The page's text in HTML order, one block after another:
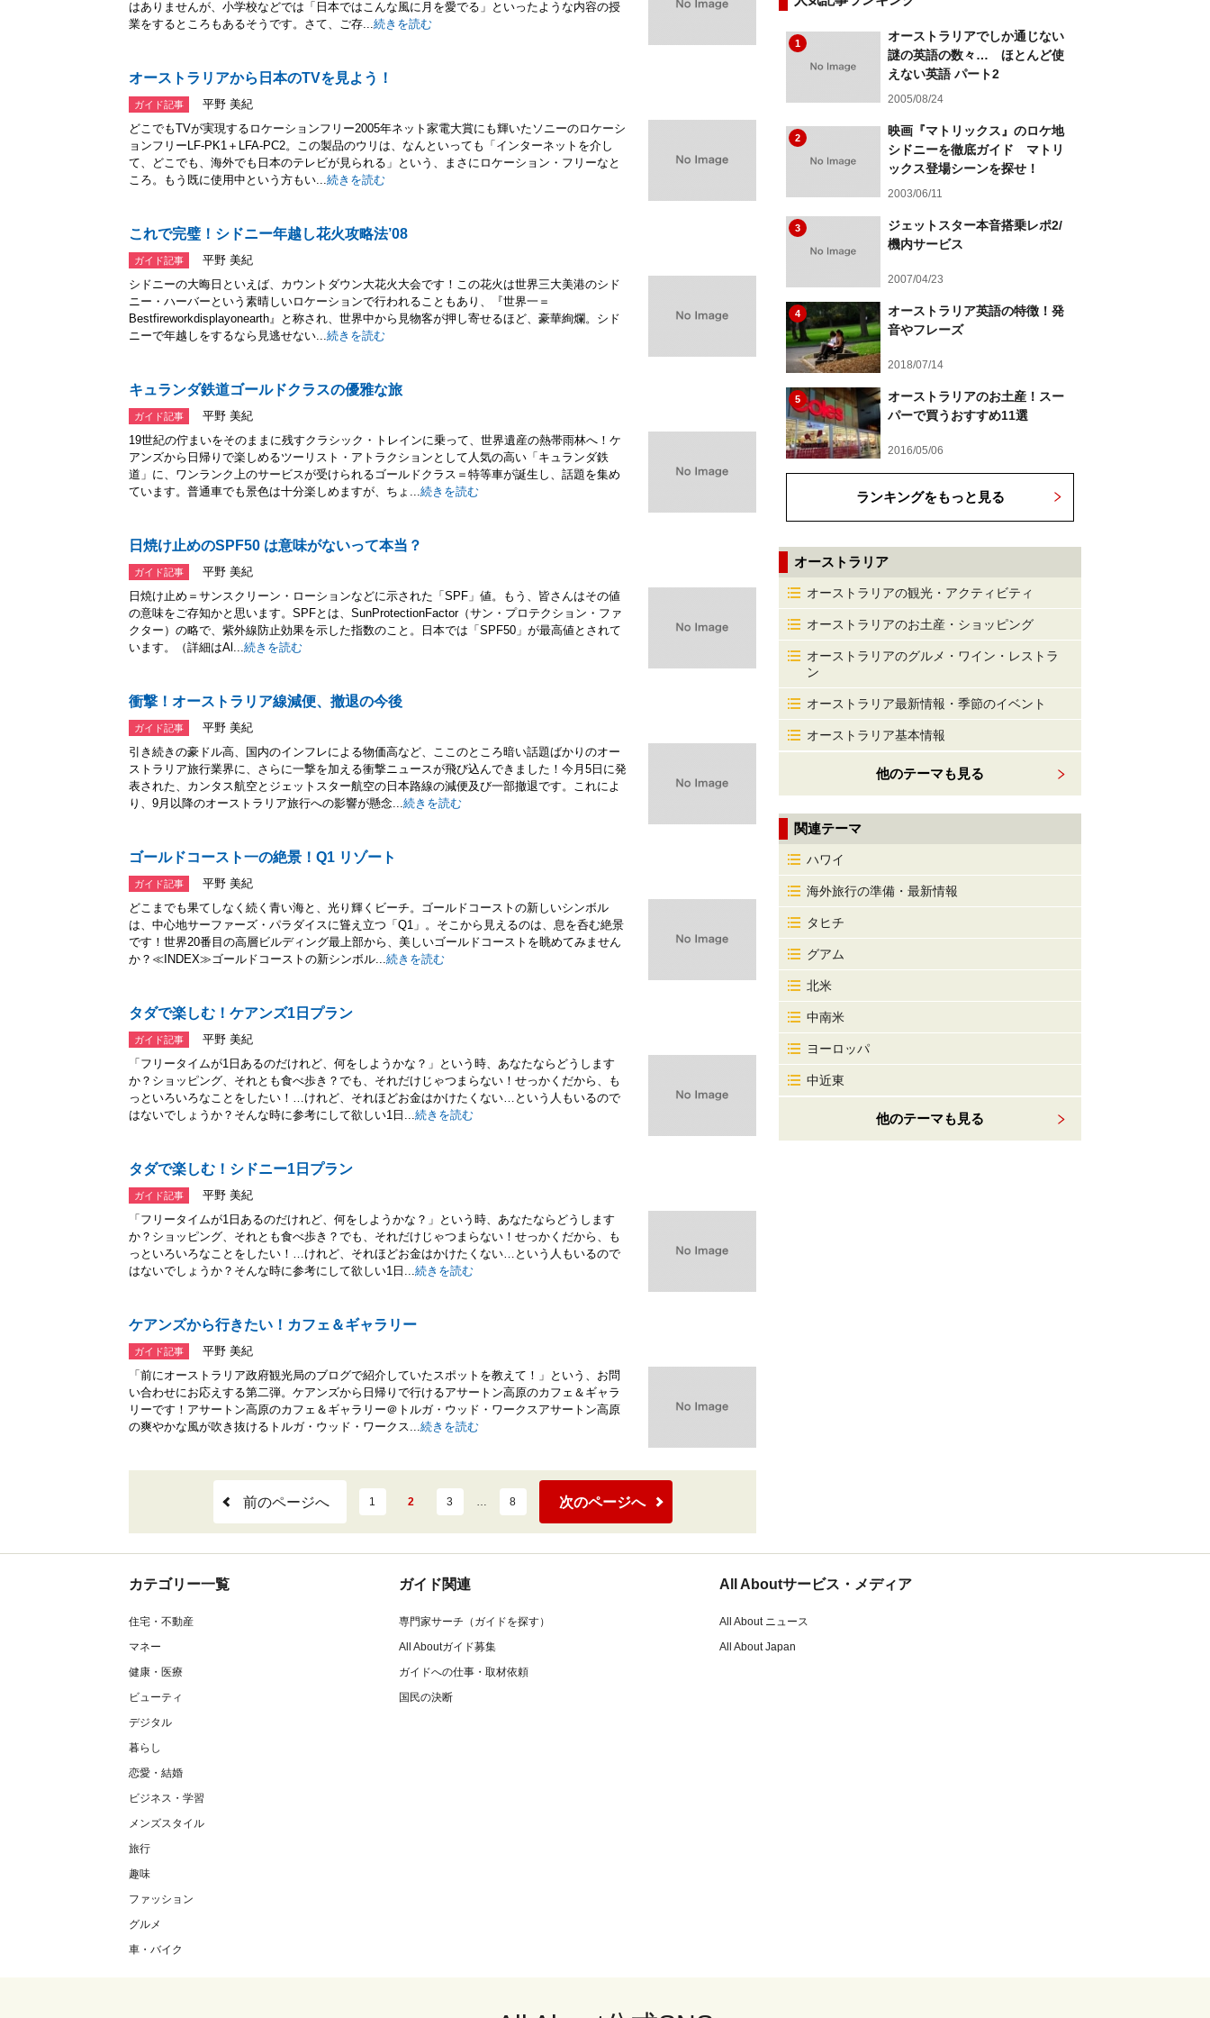
はありませんが、小学校などでは「日本ではこんな風に月を愛でる」といったような内容の授
業をするところもあるそうです。さて、ご存...続きを読む
オーストラリアから日本のTVを見よう！
ガイド記事
平野 美紀
どこでもTVが実現するロケーションフリー2005年ネット家電大賞にも輝いたソニーのロケーシ
ョンフリーLF-PK1＋LFA-PC2。この製品のウリは、なんといっても「インターネットを介し
て、どこでも、海外でも日本のテレビが見られる」という、まさにロケーション・フリーなと
ころ。もう既に使用中という方もい...続きを読む
これで完璧！シドニー年越し花火攻略法’08
ガイド記事
平野 美紀
シドニーの大晦日といえば、カウントダウン大花火大会です！この花火は世界三大美港のシド
ニー・ハーバーという素晴しいロケーションで行われることもあり、『世界一＝
Bestfireworkdisplayonearth』と称され、世界中から見物客が押し寄せるほど、豪華絢爛。シド
ニーで年越しをするなら見逃せない...続きを読む
キュランダ鉄道ゴールドクラスの優雅な旅
ガイド記事
平野 美紀
19世紀の佇まいをそのままに残すクラシック・トレインに乗って、世界遺産の熱帯雨林へ！ケ
アンズから日帰りで楽しめるツーリスト・アトラクションとして人気の高い「キュランダ鉄
道」に、ワンランク上のサービスが受けられるゴールドクラス＝特等車が誕生し、話題を集め
ています。普通車でも景色は十分楽しめますが、ちょ...続きを読む
日焼け止めのSPF50 は意味がないって本当？
ガイド記事
平野 美紀
日焼け止め＝サンスクリーン・ローションなどに示された「SPF」値。もう、皆さんはその値
の意味をご存知かと思います。SPFとは、SunProtectionFactor（サン・プロテクション・ファ
クター）の略で、紫外線防止効果を示した指数のこと。日本では「SPF50」が最高値とされて
います。（詳細はAl...続きを読む
衝撃！オーストラリア線減便、撤退の今後
ガイド記事
平野 美紀
引き続きの豪ドル高、国内のインフレによる物価高など、ここのところ暗い話題ばかりのオー
ストラリア旅行業界に、さらに一撃を加える衝撃ニュースが飛び込んできました！今月5日に発
表された、カンタス航空とジェットスター航空の日本路線の減便及び一部撤退です。これによ
り、9月以降のオーストラリア旅行への影響が懸念...続きを読む
ゴールドコースト一の絶景！Q1 リゾート
ガイド記事
平野 美紀
どこまでも果てしなく続く青い海と、光り輝くビーチ。ゴールドコーストの新しいシンボル
は、中心地サーファーズ・パラダイスに聳え立つ「Q1」。そこから見えるのは、息を呑む絶景
です！世界20番目の高層ビルディング最上部から、美しいゴールドコーストを眺めてみません
か？≪INDEX≫ゴールドコーストの新シンボル...続きを読む
タダで楽しむ！ケアンズ1日プラン
ガイド記事
平野 美紀
「フリータイムが1日あるのだけれど、何をしようかな？」という時、あなたならどうします
か？ショッピング、それとも食べ歩き？でも、それだけじゃつまらない！せっかくだから、も
っといろいろなことをしたい！…けれど、それほどお金はかけたくない…という人もいるので
はないでしょうか？そんな時に参考にして欲しい1日...続きを読む
タダで楽しむ！シドニー1日プラン
ガイド記事
平野 美紀
「フリータイムが1日あるのだけれど、何をしようかな？」という時、あなたならどうします
か？ショッピング、それとも食べ歩き？でも、それだけじゃつまらない！せっかくだから、も
っといろいろなことをしたい！…けれど、それほどお金はかけたくない…という人もいるので
はないでしょうか？そんな時に参考にして欲しい1日...続きを読む
ケアンズから行きたい！カフェ＆ギャラリー
ガイド記事
平野 美紀
「前にオーストラリア政府観光局のブログで紹介していたスポットを教えて！」という、お問
い合わせにお応えする第二弾。ケアンズから日帰りで行けるアサートン高原のカフェ＆ギャラ
リーです！アサートン高原のカフェ＆ギャラリー＠トルガ・ウッド・ワークスアサートン高原
の爽やかな風が吹き抜けるトルガ・ウッド・ワークス...続きを読む
前のページへ 1 2 3 … 8 次のページへ
1
オーストラリアでしか通じない
謎の英語の数々… ほとんど使
えない英語 パート2
2005/08/24
2
映画『マトリックス』のロケ地
シドニーを徹底ガイド マトリ
ックス登場シーンを探せ！
2003/06/11
3
ジェットスター本音搭乗レポ2/
機内サービス
2007/04/23
4
オーストラリア英語の特徴！発
音やフレーズ
2018/07/14
5
オーストラリアのお土産！スー
パーで買うおすすめ11選
2016/05/06
ランキングをもっと見る
オーストラリア
オーストラリアの観光・アクティビティ
オーストラリアのお土産・ショッピング
オーストラリアのグルメ・ワイン・レストラ
ン
オーストラリア最新情報・季節のイベント
オーストラリア基本情報
他のテーマも見る
関連テーマ
ハワイ
海外旅行の準備・最新情報
タヒチ
グアム
北米
中南米
ヨーロッパ
中近東
他のテーマも見る
カテゴリー一覧
住宅・不動産
マネー
健康・医療
ビューティ
デジタル
暮らし
恋愛・結婚
ビジネス・学習
メンズスタイル
旅行
趣味
ファッション
グルメ
車・バイク
ガイド関連
専門家サーチ（ガイドを探す）
All Aboutガイド募集
ガイドへの仕事・取材依頼
国民の決断
All Aboutサービス・メディア
All About ニュース
All About Japan